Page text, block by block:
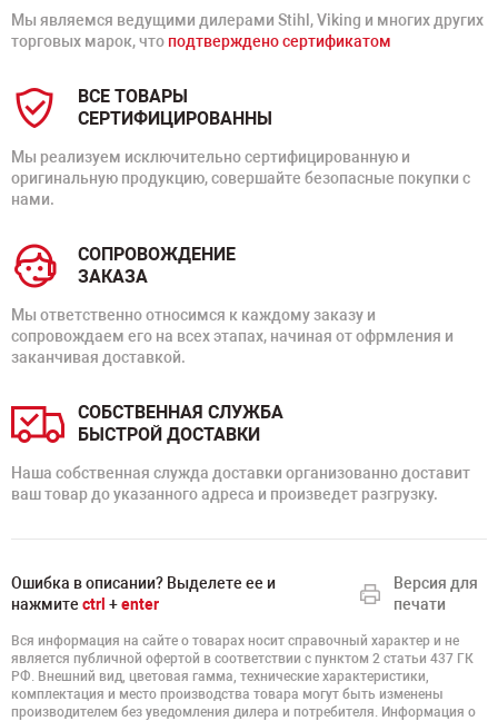
Мы являемся ведущими дилерами Stihl, Viking и многих других
торговых марок, что подтверждено сертификатом
ВСЕ ТОВАРЫ
СЕРТИФИЦИРОВАННЫ
Мы реализуем исключительно сертифицированную и
оригинальную продукцию, совершайте безопасные покупки с
нами.
СОПРОВОЖДЕНИЕ
ЗАКАЗА
Мы ответственно относимся к каждому заказу и
сопровождаем его на всех этапах, начиная от офрмления и
заканчивая доставкой.
СОБСТВЕННАЯ СЛУЖБА
БЫСТРОЙ ДОСТАВКИ
Наша собственная служда доставки организованно доставит
ваш товар до указанного адреса и произведет разгрузку.
Ошибка в описании? Выделете ее и
нажмите ctrl +enter
Версия для
печати
Вся информация на сайте о товарах носит справочный характер и не
является публичной офертой в соответствии с пунктом 2 статьи 437 ГК
РФ. Внешний вид, цветовая гамма, технические характеристики,
комплектация и место производства товара могут быть изменены
производителем без уведомления дилера и потребителя. Информация о